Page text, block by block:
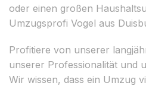
oder einen großen
Umzugsprofi Vogel aus
Profitiere von unserer
unserer Professionalität und
Wir wissen, dass ein Umzug